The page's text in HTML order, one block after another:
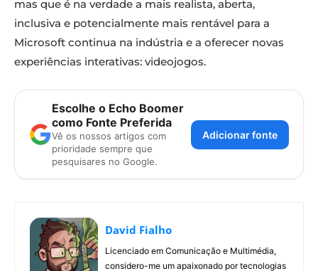
mas que é na verdade a mais realista, aberta,
inclusiva e potencialmente mais rentável para a
Microsoft continua na indústria e a oferecer novas
experiências interativas: videojogos.
Escolhe o Echo Boomer
como Fonte Preferida
Vê os nossos artigos com
prioridade sempre que
pesquisares no Google.
Adicionar fonte
David Fialho
Licenciado em Comunicação e Multimédia,
considero-me um apaixonado por tecnologias